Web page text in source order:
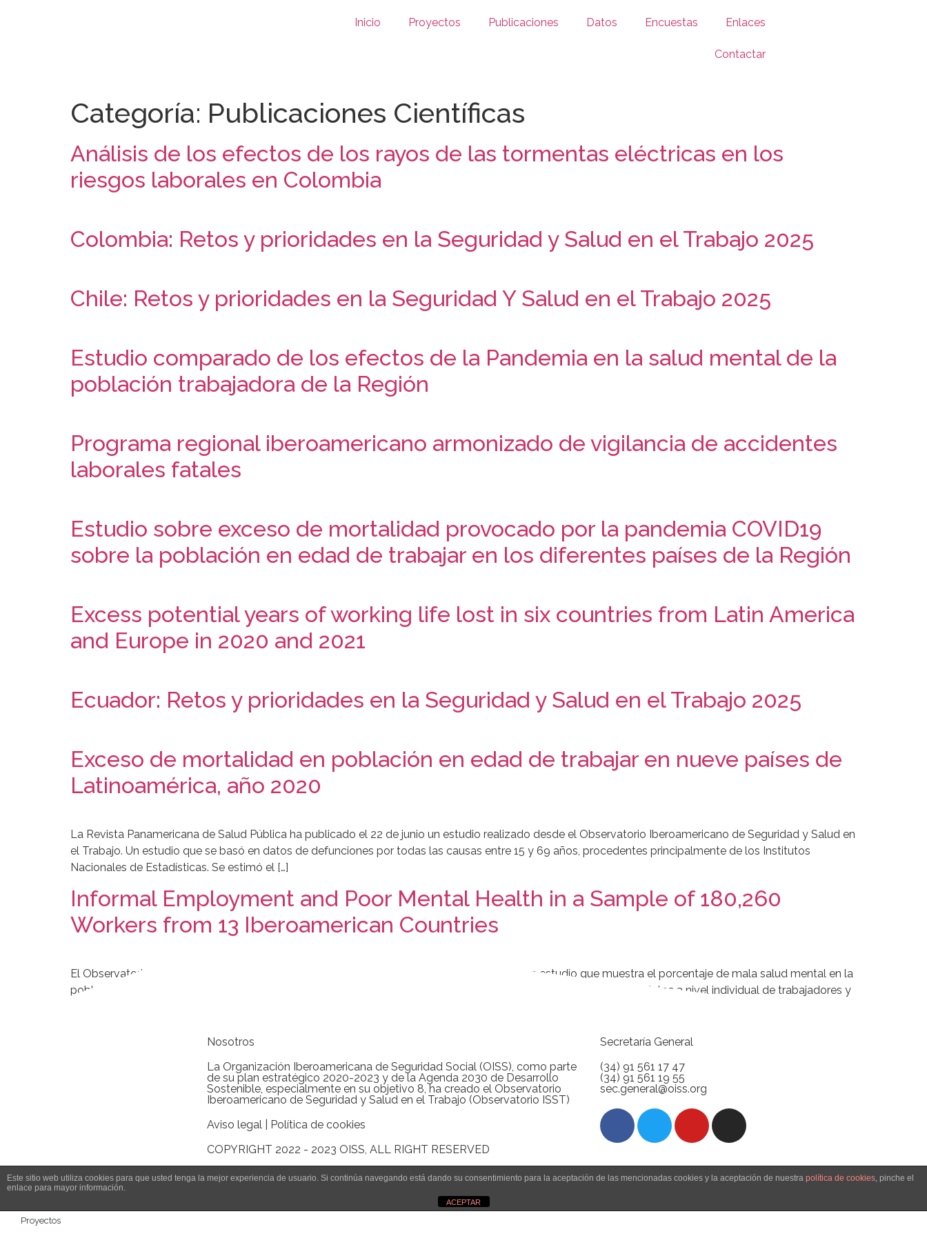
Inicio Proyectos Publicaciones Datos Encuestas Enlaces
Contactar
Categoría: Publicaciones Científicas
Análisis de los efectos de los rayos de las tormentas eléctricas en los
riesgos laborales en Colombia
Colombia: Retos y prioridades en la Seguridad y Salud en el Trabajo 2025
Chile: Retos y prioridades en la Seguridad Y Salud en el Trabajo 2025
Estudio comparado de los efectos de la Pandemia en la salud mental de la
población trabajadora de la Región
Programa regional iberoamericano armonizado de vigilancia de accidentes
laborales fatales
Estudio sobre exceso de mortalidad provocado por la pandemia COVID19
sobre la población en edad de trabajar en los diferentes países de la Región
Excess potential years of working life lost in six countries from Latin America
and Europe in 2020 and 2021
Ecuador: Retos y prioridades en la Seguridad y Salud en el Trabajo 2025
Exceso de mortalidad en población en edad de trabajar en nueve países de
Latinoamérica, año 2020
La Revista Panamericana de Salud Pública ha publicado el 22 de junio un estudio realizado desde el Observatorio Iberoamericano de Seguridad y Salud en
el Trabajo. Un estudio que se basó en datos de defunciones por todas las causas entre 15 y 69 años, procedentes principalmente de los Institutos
Nacionales de Estadísticas. Se estimó el […]
Informal Employment and Poor Mental Health in a Sample of 180,260
Workers from 13 Iberoamerican Countries
El Observatorio Iberoamericano de Seguridad y Salud en el Trabajo publicó el 23 de junio un estudio que muestra el porcentaje de mala salud mental en la
población trabajadora de 13 países de Iberoamérica y su asociación con el empleo informal. Este estudio agrupa datos a nivel individual de trabajadores y
Nosotros
La Organización Iberoamericana de Seguridad Social (OISS), como parte
de su plan estratégico 2020-2023 y de la Agenda 2030 de Desarrollo
Sostenible, especialmente en su objetivo 8, ha creado el Observatorio
Iberoamericano de Seguridad y Salud en el Trabajo (Observatorio ISST)
Aviso legal
Política de cookies
COPYRIGHT 2022 - 2023 OISS, ALL RIGHT RESERVED
Secretaría General
(34) 91 561 17 47
(34) 91 561 19 55
sec.general@oiss.org
Este sitio web utiliza cookies para que usted tenga la mejor experiencia de usuario. Si continúa navegando está dando su consentimiento para la aceptación de las mencionadas cookies y la aceptación de nuestra política de cookies , pinche el
enlace para mayor información.
ACEPTAR
Inicio
Proyectos